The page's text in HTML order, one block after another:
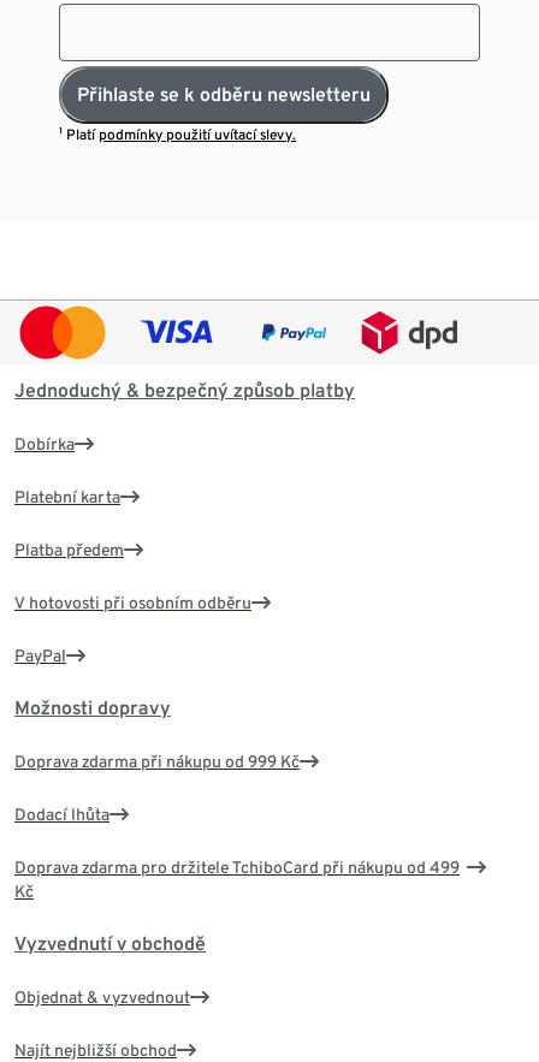
Přihlaste se k odběru newsletteru
¹ Platí podmínky použití uvítací slevy.
Jednoduchý & bezpečný způsob platby
Dobírka
Platební karta
Platba předem
V hotovosti při osobním odběru
PayPal
Možnosti dopravy
Doprava zdarma při nákupu od 999 Kč
Dodací lhůta
Doprava zdarma pro držitele TchiboCard při nákupu od 499
Kč
Vyzvednutí v obchodě
Objednat & vyzvednout
Najít nejbližší obchod